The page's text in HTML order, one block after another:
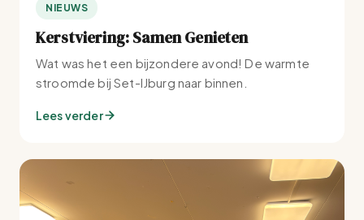
NIEUWS
Kerstviering: Samen Genieten
Wat was het een bijzondere avond! De warmte
stroomde bij Set-IJburg naar binnen.
Lees verder